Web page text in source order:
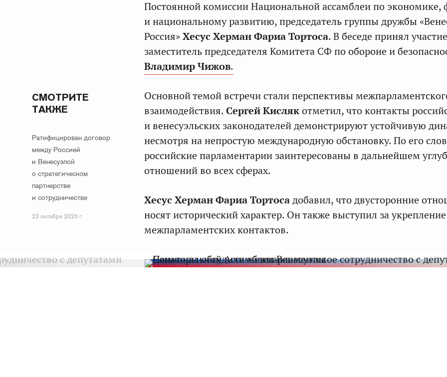
Постоянной комиссии Национальной ассамблеи по экономике,
и национальному развитию, председатель группы дружбы
Россия»Хесус Херман Фариа Тортоса. В беседе принял
заместитель председателя Комитета СФ по обороне и
Владимир Чижов.
СМОТРИТЕ
ТАКЖЕ
Ратифицирован договор
между Россией
и Венесуэлой
о стратегическом
партнерстве
и сотрудничестве
22 октября 2025 г.
Основной темой встречи стали перспективы
взаимодействия.Сергей Кислякотметил, что контакты
и венесуэльских законодателей демонстрируют устойчивую
несмотря на непростую международную обстановку. По его
российские парламентарии заинтересованы в дальнейшем
отношений во всех сферах.
Хесус Херман Фариа Тортосадобавил, что двусторонние
носят исторический характер. Он также выступил за укрепление
межпарламентских контактов.